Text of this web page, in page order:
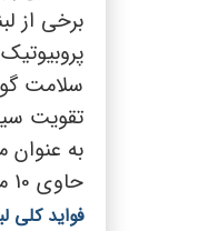
برخی از
سلامت
تقویت
به
حاوی 10 میلیارد پروبیوتیک است.
فواید کلی